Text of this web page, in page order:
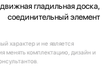
гладильная доска,
соединительный элемент
характер и не является
менять комплектацию, дизайн и